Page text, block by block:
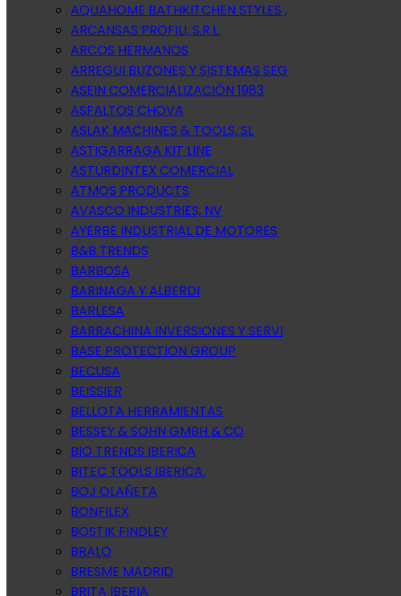
AQUAHOME BATHKITCHEN STYLES ,
ARCANSAS PROFILI, S.R.L.
ARCOS HERMANOS
ARREGUI BUZONES Y SISTEMAS SEG
ASEIN COMERCIALIZACIÓN 1983
ASFALTOS CHOVA
ASLAK MACHINES & TOOLS, SL
ASTIGARRAGA KIT LINE
ASTURDINTEX COMERCIAL
ATMOS PRODUCTS
AVASCO INDUSTRIES, NV
AYERBE INDUSTRIAL DE MOTORES
B&B TRENDS
BARBOSA
BARINAGA Y ALBERDI
BARLESA
BARRACHINA INVERSIONES Y SERVI
BASE PROTECTION GROUP
BECUSA
BEISSIER
BELLOTA HERRAMIENTAS
BESSEY & SOHN GMBH & CO
BIO TRENDS IBERICA
BITEC TOOLS IBERICA.
BOJ OLAÑETA
BONFILEX
BOSTIK FINDLEY
BRALO
BRESME MADRID
BRITA IBERIA